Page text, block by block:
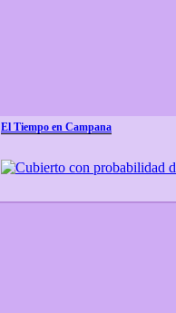
El Tiempo en Campana